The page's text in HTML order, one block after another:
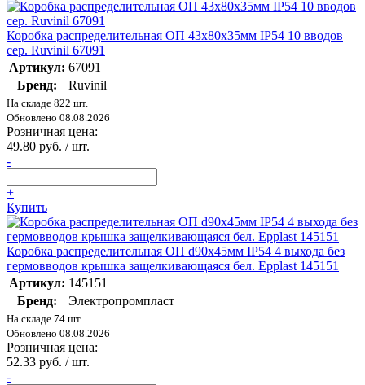
Коробка распределительная ОП 43х80х35мм IP54 10 вводов
сер. Ruvinil 67091
Артикул: 67091
Бренд:
Ruvinil
На складе 822 шт.
Обновлено 08.08.2026
Розничная цена:
49.80 руб. / шт.
-
+
Купить
Коробка распределительная ОП d90х45мм IP54 4 выхода без
гермовводов крышка защелкивающаяся бел. Epplast 145151
Артикул: 145151
Бренд:
Электропромпласт
На складе 74 шт.
Обновлено 08.08.2026
Розничная цена:
52.33 руб. / шт.
-